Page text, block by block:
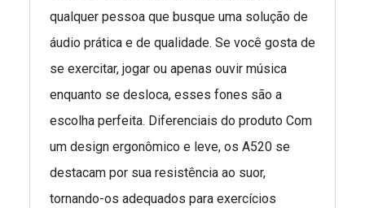
qualquer pessoa que busque uma solução de
áudio prática e de qualidade. Se você gosta de
se exercitar, jogar ou apenas ouvir música
enquanto se desloca, esses fones são a
escolha perfeita. Diferenciais do produto Com
um design ergonômico e leve, os A520 se
destacam por sua resistência ao suor,
tornando-os adequados para exercícios